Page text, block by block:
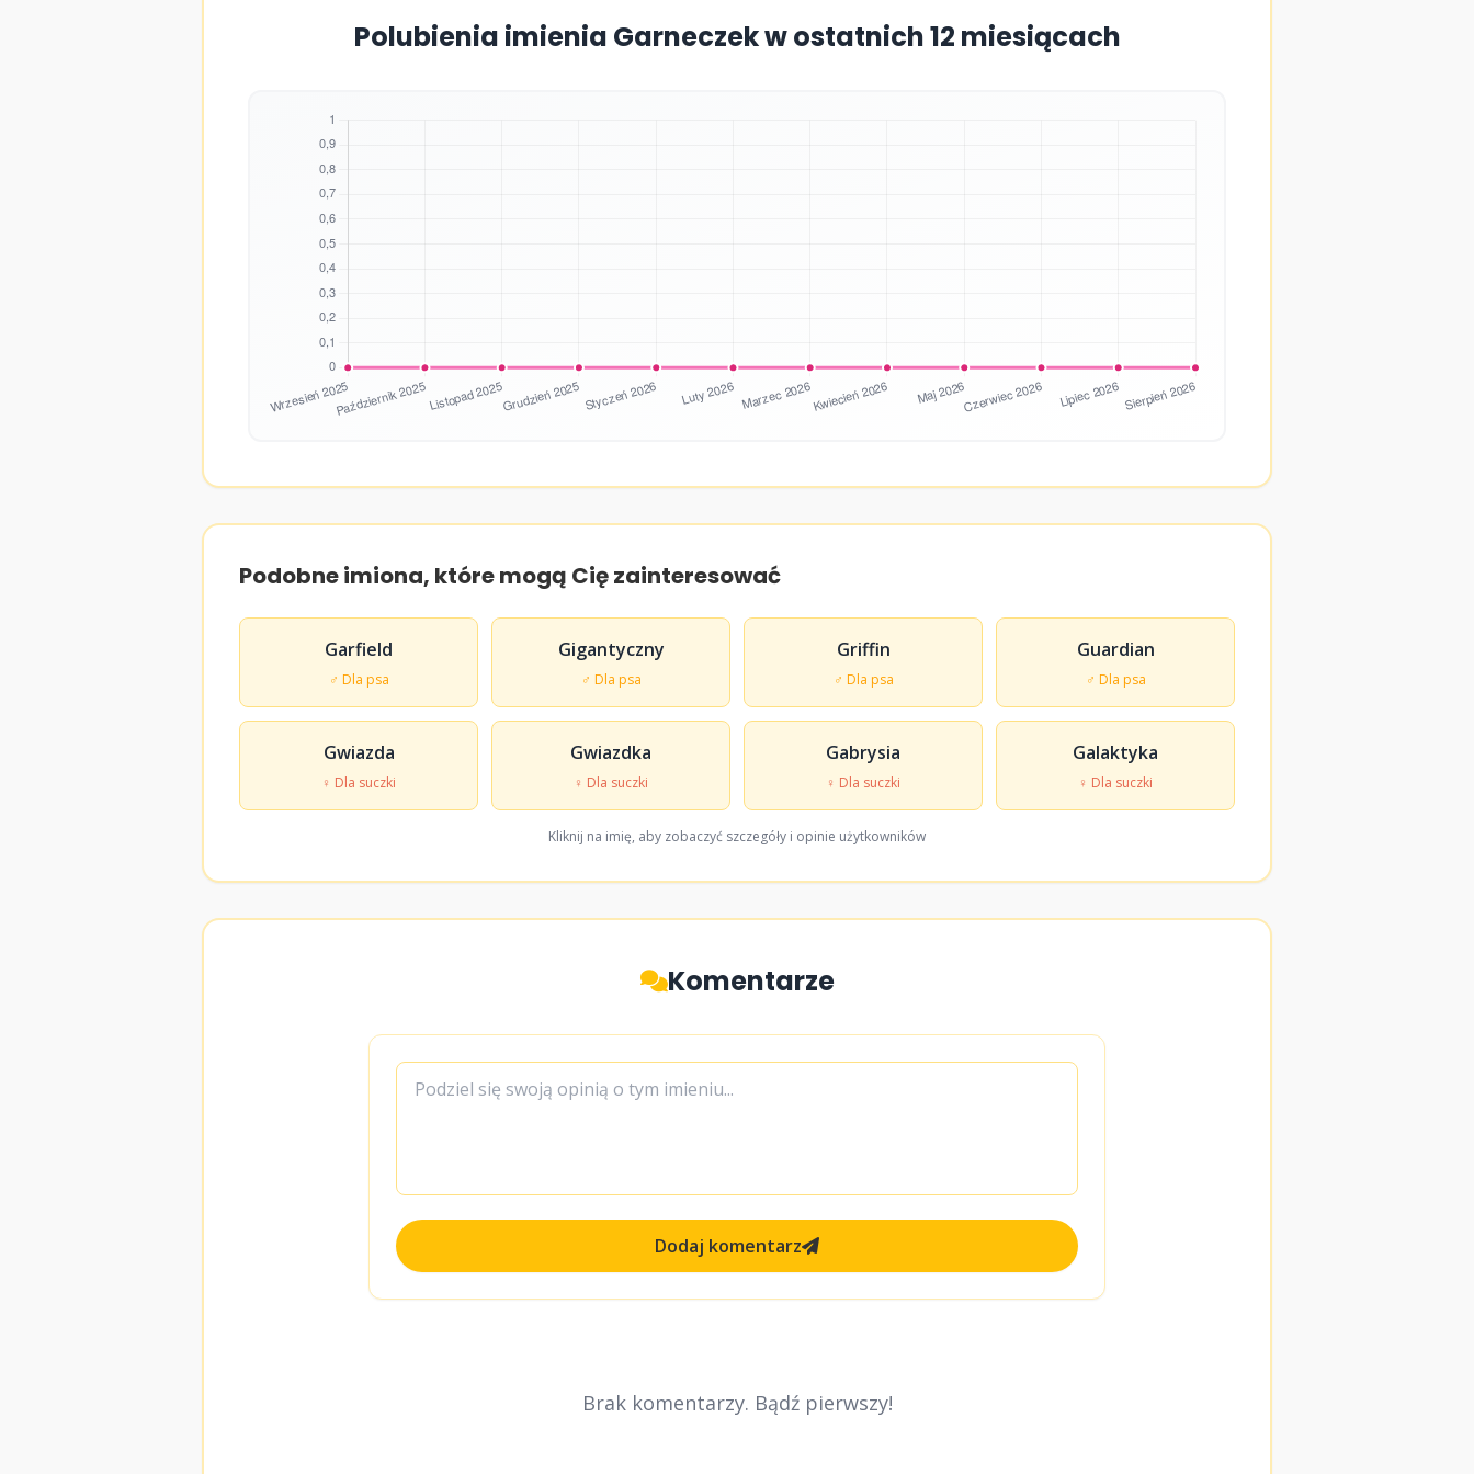
Polubienia imienia Garneczek w ostatnich 12 miesiącach
Podobne imiona, które mogą Cię zainteresować
Garfield
♂ Dla psa
Gigantyczny
♂ Dla psa
Griffin
♂ Dla psa
Guardian
♂ Dla psa
Gwiazda
♀ Dla suczki
Gwiazdka
♀ Dla suczki
Gabrysia
♀ Dla suczki
Galaktyka
♀ Dla suczki
Kliknij na imię, aby zobaczyć szczegóły i opinie użytkowników
Komentarze
Dodaj komentarz
Brak komentarzy. Bądź pierwszy!